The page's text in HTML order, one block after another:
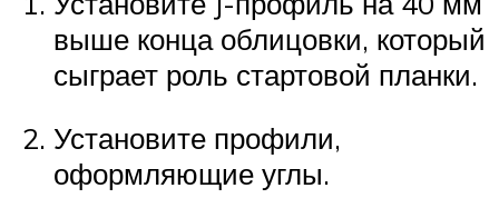
выше конца облицовки, который
сыграет роль стартовой планки.
Установите профили,
оформляющие углы.